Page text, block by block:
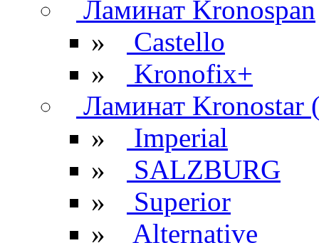
Ламинат Kronospan
»
Castello
»
Kronofix+
Ламинат Kronostar
»
Imperial
»
SALZBURG
»
Superior
»
Alternative